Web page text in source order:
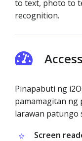
to text, photo to
recognition.
Pinapabuti ng
pamamagitan ng
larawan patungo
Screen